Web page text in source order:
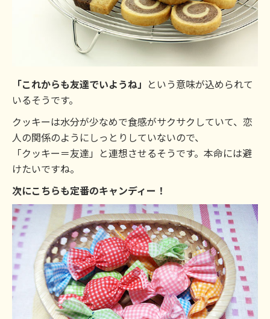
「これからも友達でいようね」 という意味が込められて
いるそうです。
クッキーは水分が少なめで食感がサクサクしていて、恋
人の関係のようにしっとりしていないので、
「クッキー＝友達」と連想させるそうです。本命には避
けたいですね。
次にこちらも定番のキャンディー！